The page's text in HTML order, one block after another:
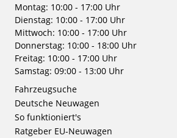
Montag: 10:00 - 17:00 Uhr
Dienstag: 10:00 - 17:00 Uhr
Mittwoch: 10:00 - 17:00 Uhr
Donnerstag: 10:00 - 18:00 Uhr
Freitag: 10:00 - 17:00 Uhr
Samstag: 09:00 - 13:00 Uhr
Fahrzeugsuche
Deutsche Neuwagen
So funktioniert's
Ratgeber EU-Neuwagen